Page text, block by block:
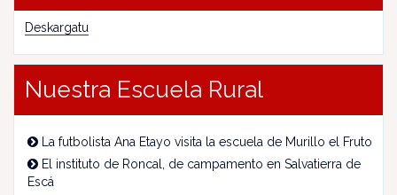
Deskargatu
Nuestra Escuela Rural
La futbolista Ana Etayo visita la escuela de Murillo el Fruto
El instituto de Roncal, de campamento en Salvatierra de
Escá